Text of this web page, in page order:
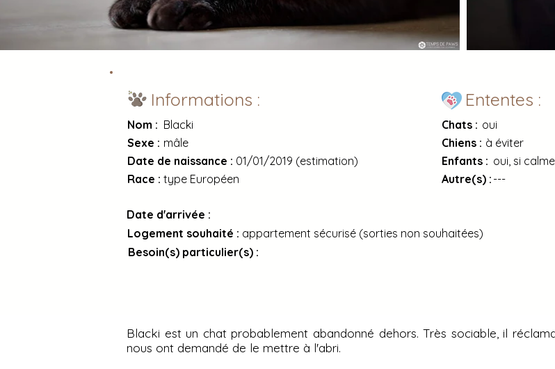
Informations : Ententes :
Date d'arrivée :
Logement souhaité : appartement sécurisé (sorties non souhaitées)
Besoin(s) particulier(s) :
Nom : Blacki
Sexe : mâle
Date de naissance : 01/01/2019 (estimation)
Race : type Européen
Chats : oui
Chiens : à éviter
Enfants : oui, si
Autre(s) : ---
Blacki est un chat probablement abandonné dehors. Très sociable, il
nous ont demandé de le mettre à l'abri.